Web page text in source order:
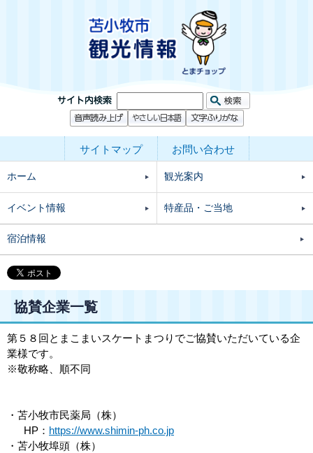
サイトマップ お問い合わせ
ホーム 観光案内
イベント情報 特産品・ご当地
宿泊情報
協賛企業一覧
第５８回とまこまいスケートまつりでご協賛いただいている企
業様です。
※敬称略、順不同
・苫小牧市民薬局（株）
HP： https://www.shimin-ph.co.jp
・苫小牧埠頭（株）